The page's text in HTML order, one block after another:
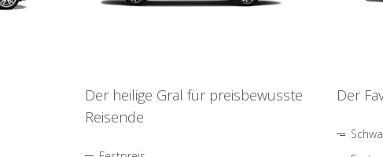
Der heilige Gral für preisbewusste
Reisende
Der